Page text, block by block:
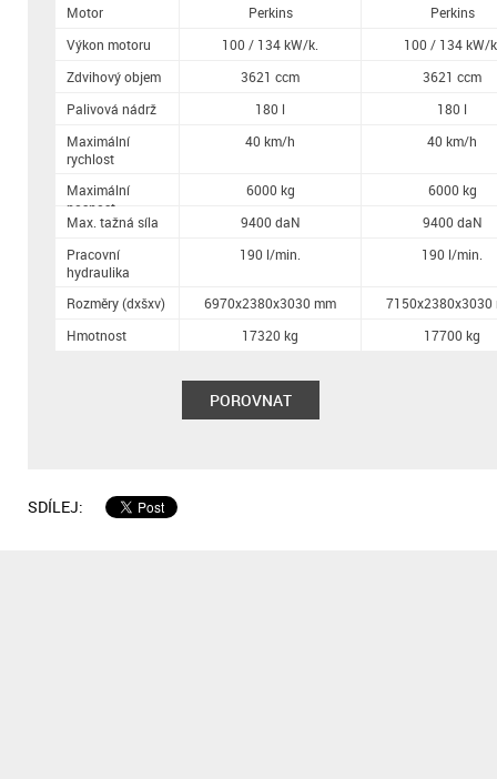
Motor
Výkon motoru
Zdvihový objem
Palivová nádrž
Maximální
rychlost
Maximální
nosnost
Max. tažná síla
Pracovní
hydraulika
Rozměry (dxšxv)
Hmotnost
Perkins
Perkins
100 / 134 kW/k.
100 / 134 kW/
3621 ccm
3621 ccm
180 l
180 l
40 km/h
40 km/h
6000 kg
6000 kg
9400 daN
9400 daN
190 l/min.
190 l/min.
6970x2380x3030 mm
7150x2380x3030
17320 kg
17700 kg
POROVNAT
SDÍLEJ: